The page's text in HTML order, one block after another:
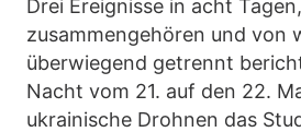
Drei Ereignisse in acht
zusammengehören und von
überwiegend getrennt
Nacht vom 21. auf den 22.
ukrainische Drohnen das